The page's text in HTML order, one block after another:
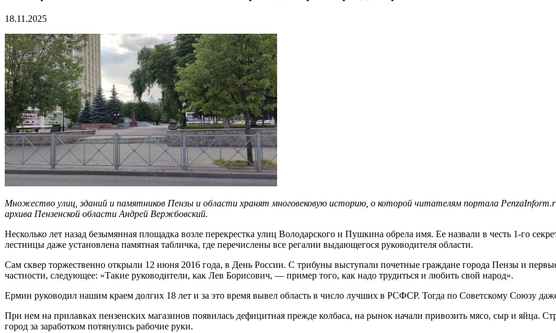
18.11.2025
Множество улиц, зданий и памятников Пензы и области хранят многовековую историю, о которой читателям портала
архива Пензенской области Андрей Вержбовский.
Несколько лет назад безымянная площадка возле перекрестка улиц Володарского и Пушкина обрела имя. Ее назвали в честь 1-го
лестницы даже установлена памятная табличка, где перечислены все регалии выдающегося руководителя области.
Сам сквер торжественно открыли 12 июня 2016 года, в День России. С трибуны выступали почетные граждане города Пензы и
частности, следующее: «Такие руководители, как Лев Борисович, — пример того, как надо трудиться и любить свой народ».
Ермин руководил нашим краем долгих 18 лет и за это время вывел область в число лучших в РСФСР. Тогда по Советскому Союзу
При нем на прилавках пензенских магазинов появилась дефицитная прежде колбаса, на рынок начали привозить мясо, сыр и яйца.
город за заработком потянулись рабочие руки.